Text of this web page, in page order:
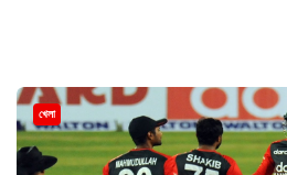
খেলা